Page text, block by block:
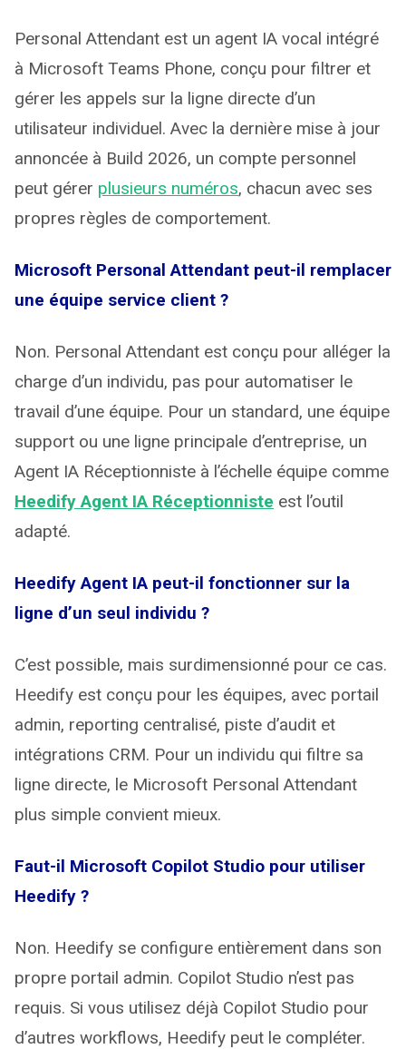
Personal Attendant est un agent IA vocal intégré
à Microsoft Teams Phone, conçu pour filtrer et
gérer les appels sur la ligne directe d’un
utilisateur individuel. Avec la dernière mise à jour
annoncée à Build 2026, un compte personnel
peut gérer plusieurs numéros, chacun avec ses
propres règles de comportement.
Microsoft Personal Attendant peut-il remplacer
une équipe service client ?
Non. Personal Attendant est conçu pour alléger la
charge d’un individu, pas pour automatiser le
travail d’une équipe. Pour un standard, une équipe
support ou une ligne principale d’entreprise, un
Agent IA Réceptionniste à l’échelle équipe comme
Heedify Agent IA Réceptionniste est l’outil
adapté.
Heedify Agent IA peut-il fonctionner sur la
ligne d’un seul individu ?
C’est possible, mais surdimensionné pour ce cas.
Heedify est conçu pour les équipes, avec portail
admin, reporting centralisé, piste d’audit et
intégrations CRM. Pour un individu qui filtre sa
ligne directe, le Microsoft Personal Attendant
plus simple convient mieux.
Faut-il Microsoft Copilot Studio pour utiliser
Heedify ?
Non. Heedify se configure entièrement dans son
propre portail admin. Copilot Studio n’est pas
requis. Si vous utilisez déjà Copilot Studio pour
d’autres workflows, Heedify peut le compléter.